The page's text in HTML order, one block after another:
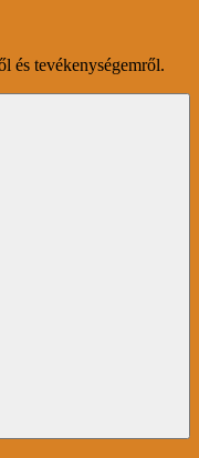
és tevékenységemről.